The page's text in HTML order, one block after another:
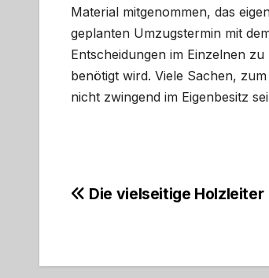
Material mitgenommen, das
geplanten Umzugstermin mit
Entscheidungen im Einzelnen
benötigt wird. Viele Sachen,
nicht zwingend im Eigenbesitz
Die vielseitige Holzleiter